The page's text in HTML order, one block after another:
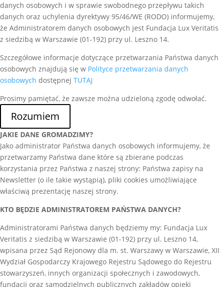
danych osobowych i w sprawie swobodnego przepływu takich
danych oraz uchylenia dyrektywy 95/46/WE (RODO) informujemy,
że Administratorem danych osobowych jest Fundacja Lux Veritatis
z siedzibą w Warszawie (01-192) przy ul. Leszno 14.
Szczegółowe informacje dotyczące przetwarzania Państwa danych
osobowych znajdują się w Polityce przetwarzania danych
osobowych dostępnej TUTAJ
Prosimy pamiętać, że zawsze można udzieloną zgodę odwołać.
Rozumiem
JAKIE DANE GROMADZIMY?
Jako administrator Państwa danych osobowych informujemy, że
przetwarzamy Państwa dane które są zbierane podczas
korzystania przez Państwa z naszej strony: Państwa zapisy na
Newsletter (o ile takie wystąpią), pliki cookies umożliwiające
właściwą prezentację naszej strony.
KTO BĘDZIE ADMINISTRATOREM PAŃSTWA DANYCH?
Administratorami Państwa danych będziemy my: Fundacja Lux
Veritatis z siedzibą w Warszawie (01-192) przy ul. Leszno 14,
wpisana przez Sąd Rejonowy dla m. st. Warszawy w Warszawie, XII
Wydział Gospodarczy Krajowego Rejestru Sądowego do Rejestru
stowarzyszeń, innych organizacji społecznych i zawodowych,
fundacji oraz samodzielnych publicznych zakładów opieki